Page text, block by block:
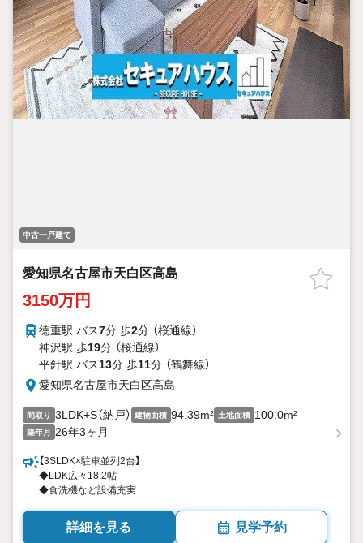
中古一戸建て
愛知県名古屋市天白区高島
3150万円
徳重駅 バス7分 歩2分 （桜通線）
神沢駅 歩19分 （桜通線）
平針駅 バス13分 歩11分 （鶴舞線）
愛知県名古屋市天白区高島
間取り 3LDK+S（納戸） 建物面積 94.39m² 土地面積 100.0m²
築年月 26年3ヶ月
【3SLDK×駐車並列2台】
◆LDK広々18.2帖
◆食洗機など設備充実
詳細を見る 見学予約